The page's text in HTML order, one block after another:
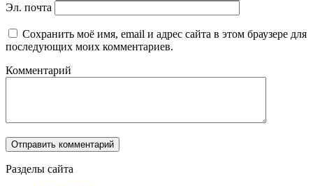
Эл. почта
Сохранить моё имя, email и адрес сайта в этом браузере для
последующих моих комментариев.
Комментарий
Разделы сайта